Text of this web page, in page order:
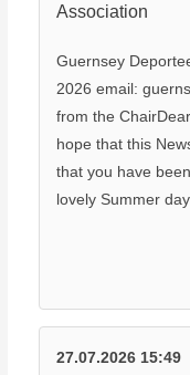
Association
Guernsey
2026 email:
from the
hope that this
that you have
lovely Summer
27.07.2026 15:49